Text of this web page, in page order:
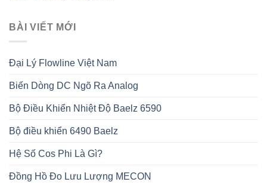
BÀI VIẾT MỚI
Đại Lý Flowline Việt Nam
Biến Dòng DC Ngõ Ra Analog
Bộ Điều Khiển Nhiệt Độ Baelz 6590
Bộ điều khiển 6490 Baelz
Hệ Số Cos Phi Là Gì?
Đồng Hồ Đo Lưu Lượng MECON